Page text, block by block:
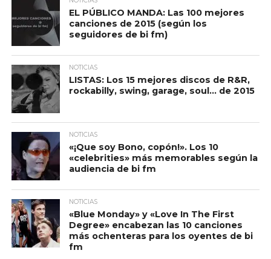
EL PÚBLICO MANDA: Las 100 mejores
canciones de 2015 (según los
seguidores de bi fm)
NOTICIAS
LISTAS: Los 15 mejores discos de R&R,
rockabilly, swing, garage, soul… de 2015
NOTICIAS
«¡Que soy Bono, copón!». Los 10
«celebrities» más memorables según la
audiencia de bi fm
NOTICIAS
«Blue Monday» y «Love In The First
Degree» encabezan las 10 canciones
más ochenteras para los oyentes de bi
fm